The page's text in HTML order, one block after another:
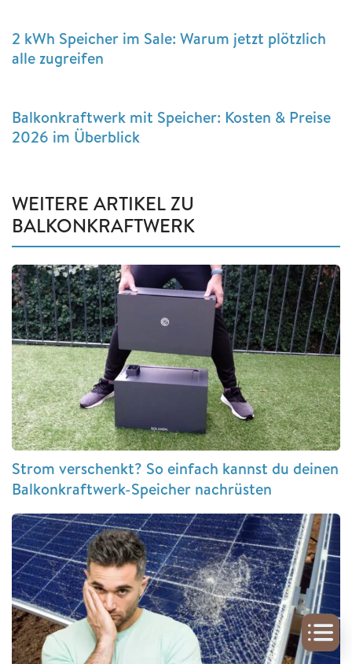
2 kWh Speicher im Sale: Warum jetzt plötzlich
alle zugreifen
Balkonkraftwerk mit Speicher: Kosten & Preise
2026 im Überblick
WEITERE ARTIKEL ZU
BALKONKRAFTWERK
Strom verschenkt? So einfach kannst du deinen
Balkonkraftwerk-Speicher nachrüsten